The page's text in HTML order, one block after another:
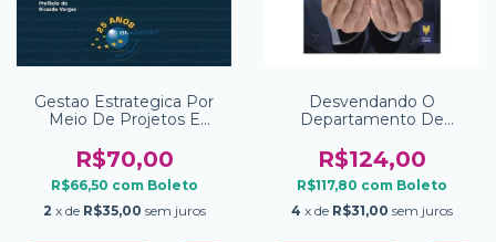
Gestao Estrategica Por
Meio De Projetos E
R$70,00
R$66,50 com Boleto
2 x de R$35,00 sem juros
Desvendando O
Departamento De
R$124,00
R$117,80 com Boleto
4 x de R$31,00 sem juros